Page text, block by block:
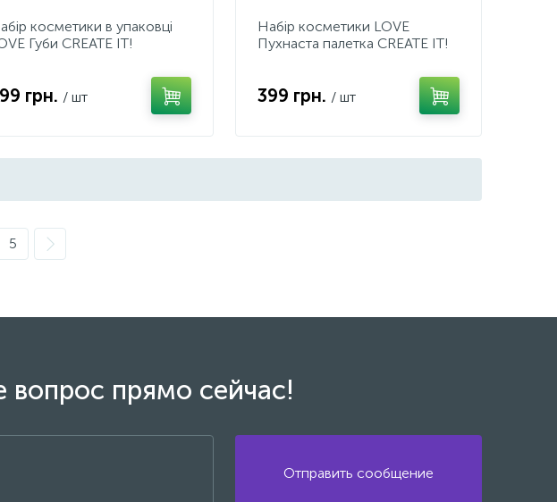
косметики в упаковці
Губи CREATE IT!
грн. / шт
Набір косметики LOVE
Пухнаста палетка CREATE IT!
399 грн. / шт
5
вопрос прямо сейчас!
Отправить сообщение